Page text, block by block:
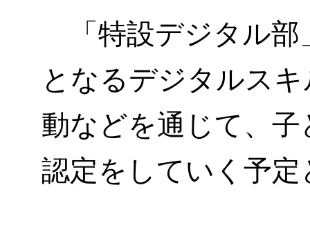
「特設デジタル部
となるデジタルス
動などを通じて、 子
認定をしていく予